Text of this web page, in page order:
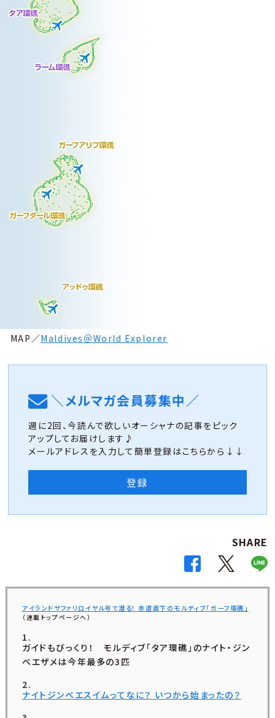
MAP／Maldives＠World Explorer
＼メルマガ会員募集中／
週に2回、今読んで欲しいオーシャナの記事をピック
アップしてお届けします♪
メールアドレスを入力して簡単登録はこちらから↓↓
登録
SHARE
アイランドサファリロイヤル号で潜る！ 赤道直下のモルディブ「ガーフ環礁」
（連載トップページへ）
ガイドもびっくり！ モルディブ「タア環礁」のナイト・ジン
ベエザメは今年最多の3匹
ナイトジンベエスイムってなに？ いつから始まったの？